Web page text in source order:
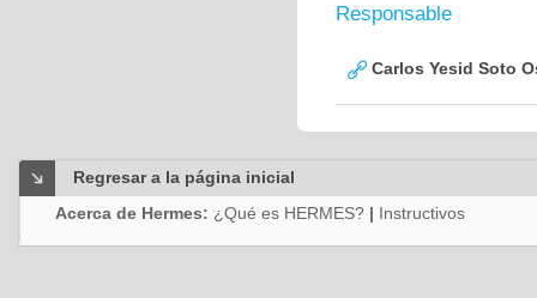
Responsable
Carlos Yesid Soto
Regresar a la página inicial
Acerca de Hermes: ¿Qué es HERMES? | Instructivos